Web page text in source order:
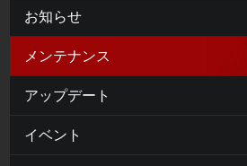
お知らせ
メンテナンス
アップデート
イベント